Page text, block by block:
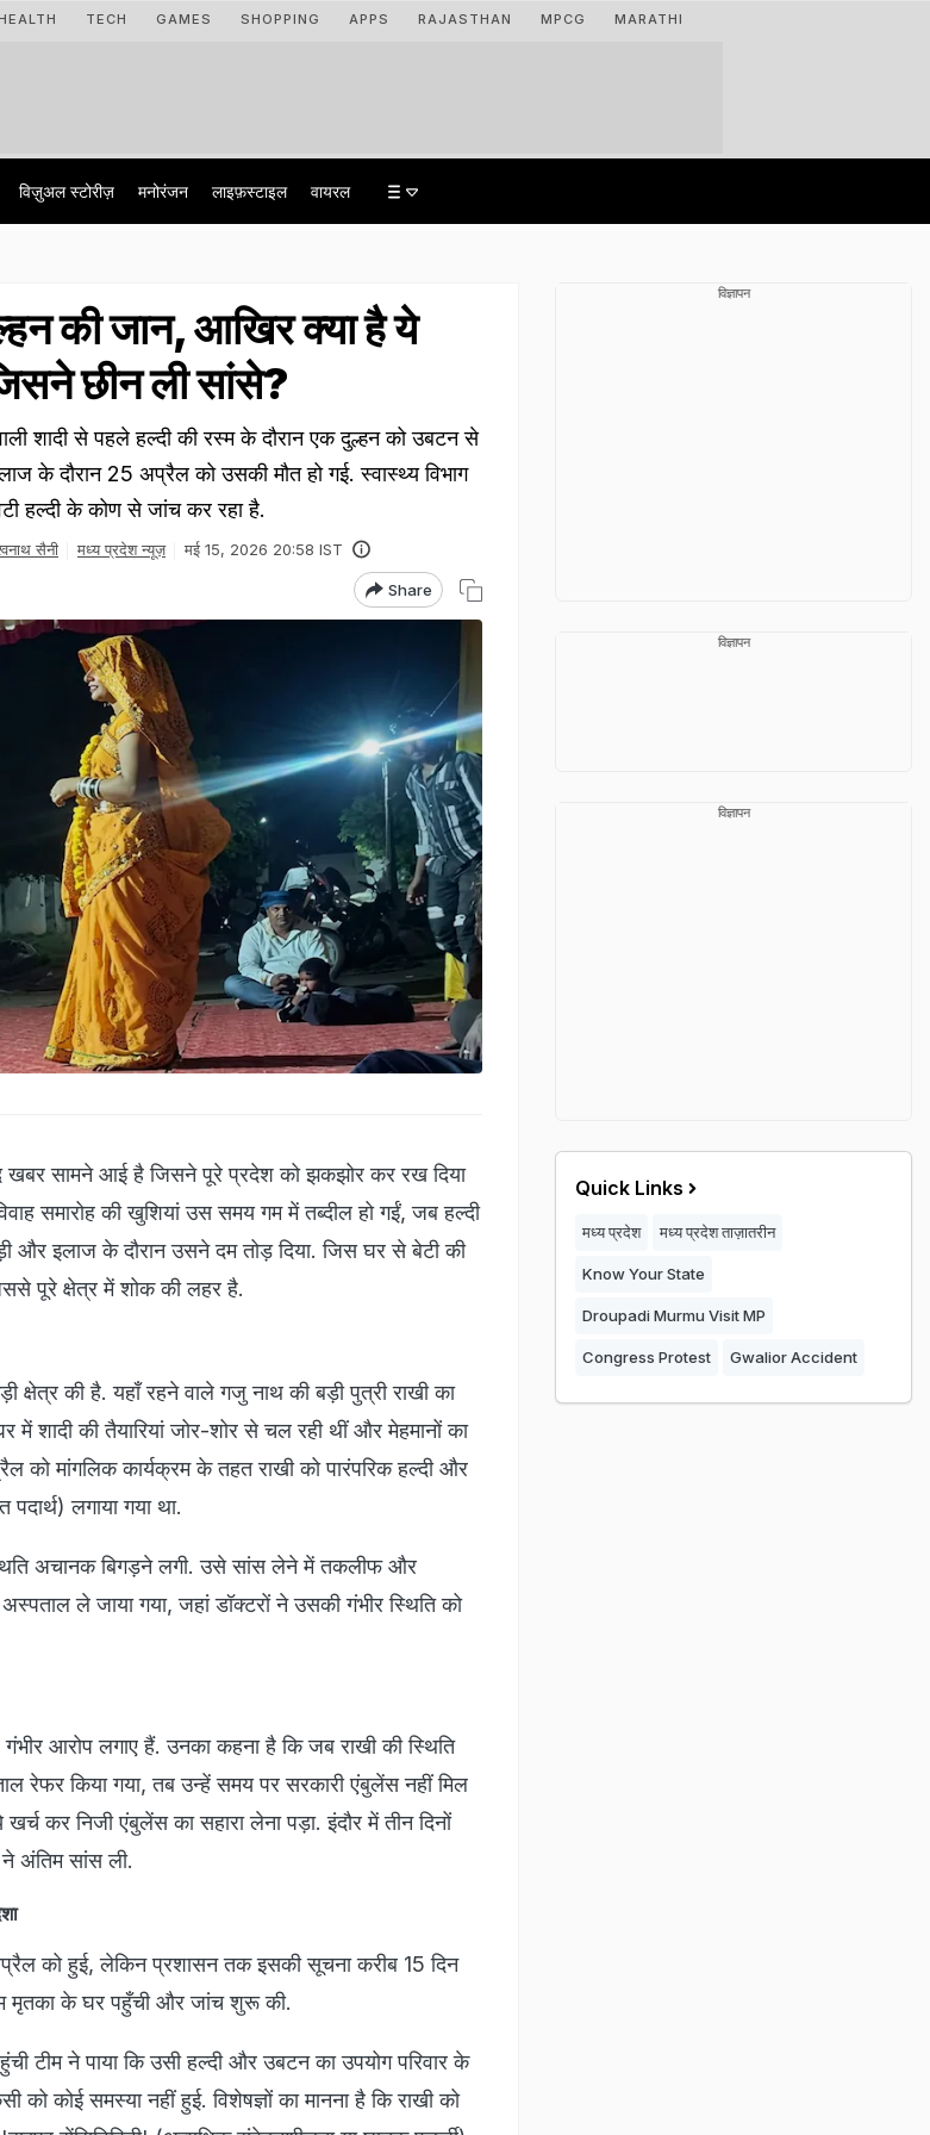
TECH GAMES SHOPPING APPS RAJASTHAN MPCG MARATHI
विज़ुअल स्टोरीज़ मनोरंजन लाइफ़स्टाइल वायरल
की जान, आखिर क्या है ये
छीन ली सांसे?
शादी से पहले हल्दी की रस्म के दौरान एक दुल्हन को उबटन से
के दौरान 25 अप्रैल को उसकी मौत हो गई. स्वास्थ्य विभाग
हल्दी के कोण से जांच कर रहा है.
सैनी मध्य प्रदेश न्यूज़ मई 15, 2026 20:58 IST
Share
सामने आई है जिसने पूरे प्रदेश को झकझोर कर रख दिया
समारोह की खुशियां उस समय गम में तब्दील हो गईं, जब हल्दी
और इलाज के दौरान उसने दम तोड़ दिया. जिस घर से बेटी की
पूरे क्षेत्र में शोक की लहर है.
की है. यहाँ रहने वाले गजु नाथ की बड़ी पुत्री राखी का
शादी की तैयारियां जोर-शोर से चल रही थीं और मेहमानों का
को मांगलिक कार्यक्रम के तहत राखी को पारंपरिक हल्दी और
लगाया गया था.
अचानक बिगड़ने लगी. उसे सांस लेने में तकलीफ और
ले जाया गया, जहां डॉक्टरों ने उसकी गंभीर स्थिति को
आरोप लगाए हैं. उनका कहना है कि जब राखी की स्थिति
रेफर किया गया, तब उन्हें समय पर सरकारी एंबुलेंस नहीं मिल
कर निजी एंबुलेंस का सहारा लेना पड़ा. इंदौर में तीन दिनों
अंतिम सांस ली.
को हुई, लेकिन प्रशासन तक इसकी सूचना करीब 15 दिन
मृतका के घर पहुँची और जांच शुरू की.
टीम ने पाया कि उसी हल्दी और उबटन का उपयोग परिवार के
को कोई समस्या नहीं हुई. विशेषज्ञों का मानना है कि राखी को
विज्ञापन
विज्ञापन
विज्ञापन
Quick Links
मध्य प्रदेश मध्य प्रदेश ताज़ातरीन
Know Your State
Droupadi Murmu Visit MP
Congress Protest Gwalior Accident